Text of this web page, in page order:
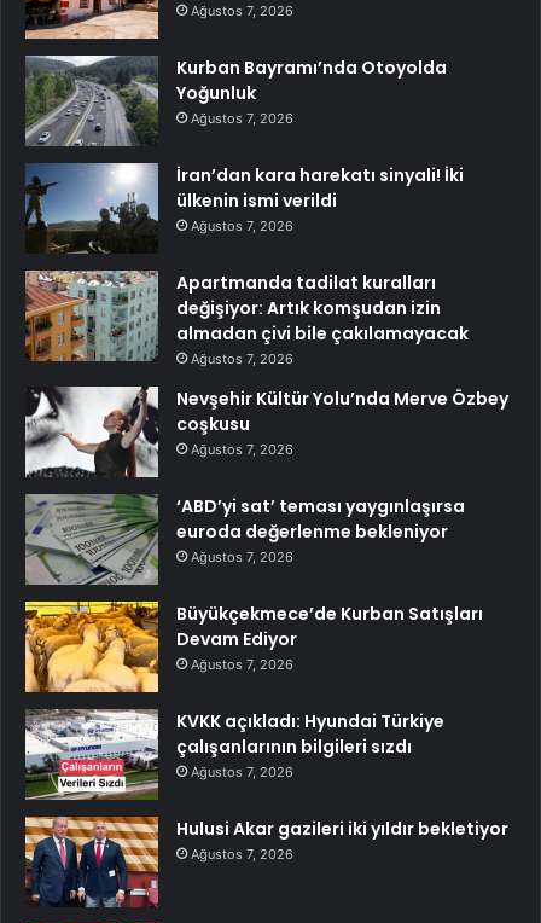
Ağustos 7, 2026
Kurban Bayramı’nda Otoyolda
Yoğunluk
Ağustos 7, 2026
İran’dan kara harekatı sinyali! İki
ülkenin ismi verildi
Ağustos 7, 2026
Apartmanda tadilat kuralları
değişiyor: Artık komşudan izin
almadan çivi bile çakılamayacak
Ağustos 7, 2026
Nevşehir Kültür Yolu’nda Merve Özbey
coşkusu
Ağustos 7, 2026
‘ABD’yi sat’ teması yaygınlaşırsa
euroda değerlenme bekleniyor
Ağustos 7, 2026
Büyükçekmece’de Kurban Satışları
Devam Ediyor
Ağustos 7, 2026
KVKK açıkladı: Hyundai Türkiye
çalışanlarının bilgileri sızdı
Ağustos 7, 2026
Hulusi Akar gazileri iki yıldır bekletiyor
Ağustos 7, 2026